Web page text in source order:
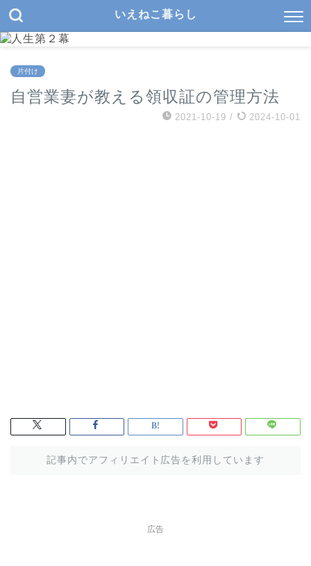
いえねこ暮らし
片付け
自営業妻が教える領収証の管理方法
2021-10-19 / 2024-10-01
記事内でアフィリエイト広告を利用しています
広告